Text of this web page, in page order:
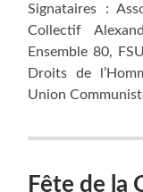
Signataires :
Collectif
Ensemble 80,
Droits de
Union
Fête de la